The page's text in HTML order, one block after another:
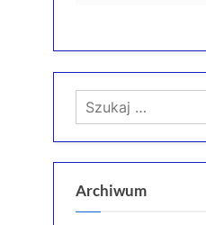
Szukaj:
Archiwum